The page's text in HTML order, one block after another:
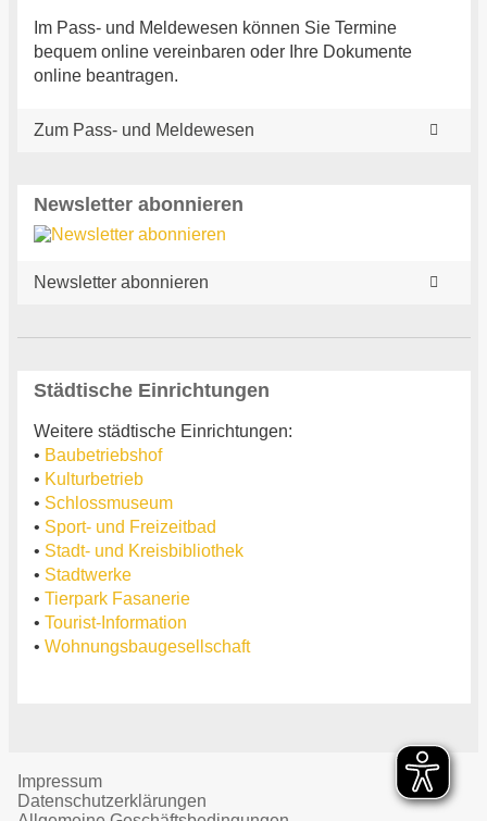
Im Pass- und Meldewesen können Sie Termine
bequem online vereinbaren oder Ihre Dokumente
online beantragen.
Zum Pass- und Meldewesen
Newsletter abonnieren
Newsletter abonnieren
Städtische Einrichtungen
Weitere städtische Einrichtungen:
• Baubetriebshof
• Kulturbetrieb
• Schlossmuseum
• Sport- und Freizeitbad
• Stadt- und Kreisbibliothek
• Stadtwerke
• Tierpark Fasanerie
• Tourist-Information
• Wohnungsbaugesellschaft
Impressum
Datenschutzerklärungen